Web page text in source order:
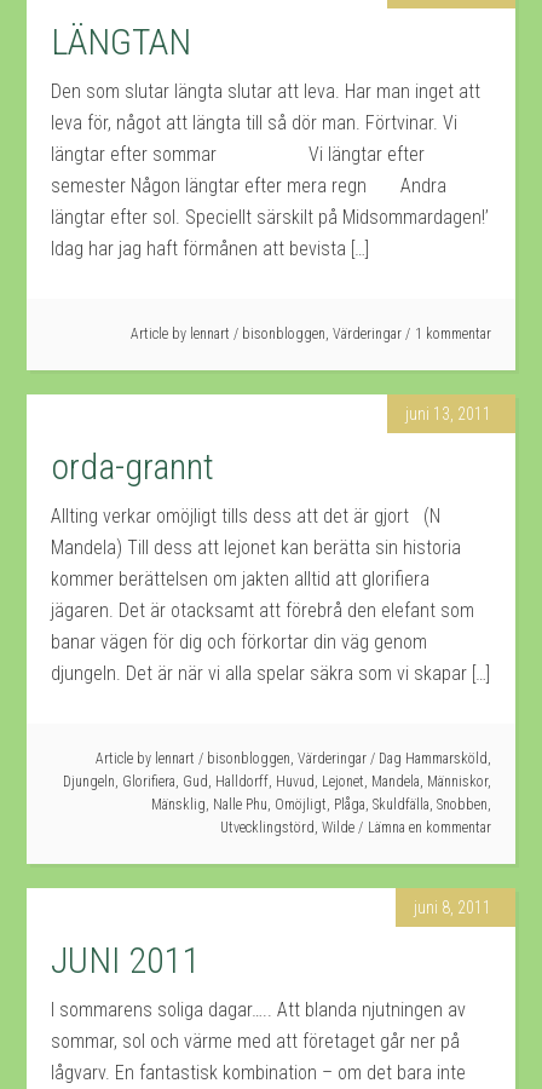
LÄNGTAN
Den som slutar längta slutar att leva. Har man inget att
leva för, något att längta till så dör man. Förtvinar. Vi
längtar efter sommar Vi längtar efter
semester Någon längtar efter mera regn Andra
längtar efter sol. Speciellt särskilt på Midsommardagen!’
Idag har jag haft förmånen att bevista […]
Article by lennart / bisonbloggen, Värderingar 1 kommentar
juni 13, 2011
orda-grannt
Allting verkar omöjligt tills dess att det är gjort (N
Mandela) Till dess att lejonet kan berätta sin historia
kommer berättelsen om jakten alltid att glorifiera
jägaren. Det är otacksamt att förebrå den elefant som
banar vägen för dig och förkortar din väg genom
djungeln. Det är när vi alla spelar säkra som vi skapar […]
Article by lennart / bisonbloggen, Värderingar / Dag Hammarsköld,
Djungeln, Glorifiera, Gud, Halldorff, Huvud, Lejonet, Mandela, Människor,
Mänsklig, Nalle Phu, Omöjligt, Plåga, Skuldfälla, Snobben,
Utvecklingstörd, Wilde Lämna en kommentar
juni 8, 2011
JUNI 2011
I sommarens soliga dagar….. Att blanda njutningen av
sommar, sol och värme med att företaget går ner på
lågvarv. En fantastisk kombination – om det bara inte